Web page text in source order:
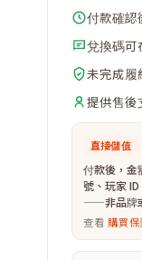
付款確認
兌換碼可
未完成履
提供售後
直接儲值
付款後，金
號、玩家
——非品牌
查看 購買